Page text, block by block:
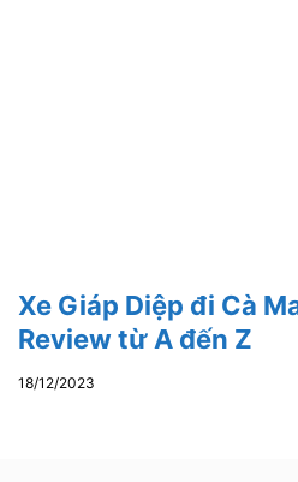
Xe Giáp Diệp đi Cà
Review từ A đến Z
18/12/2023